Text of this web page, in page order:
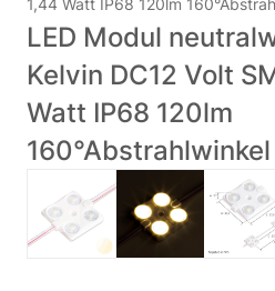
LED Modul
Kelvin DC12 Volt
Watt IP68 120lm
160°Abstrahlwinkel